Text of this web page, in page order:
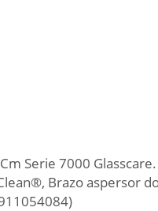
Serie 7000
Brazo aspersor